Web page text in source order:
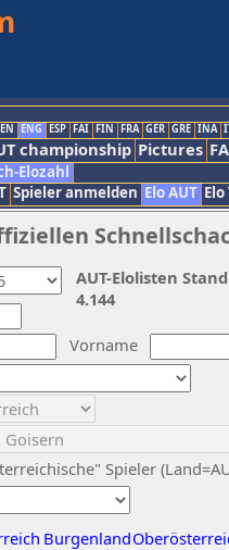
ENG ESP FAI FIN FRA GER GRE INA
championship Pictures
Elozahl
Spieler anmelden Elo AUT
Vorname
Spieler
Burgenland
AUT-Elolisten
4.144